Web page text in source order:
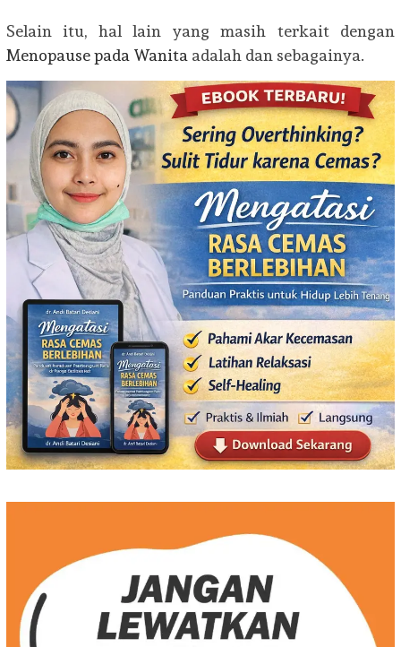
Selain itu, hal lain yang masih terkait dengan
Menopause pada Wanita adalah dan sebagainya.